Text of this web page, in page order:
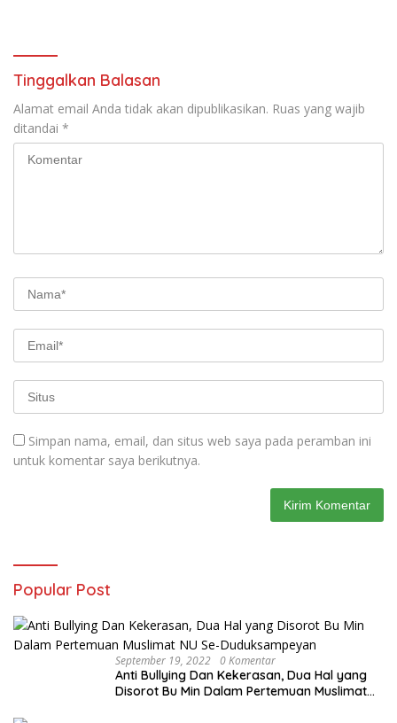
Tinggalkan Balasan
Alamat email Anda tidak akan dipublikasikan. Ruas yang wajib
ditandai *
Simpan nama, email, dan situs web saya pada peramban ini
untuk komentar saya berikutnya.
Popular Post
September 19, 2022 0 Komentar
Anti Bullying Dan Kekerasan, Dua Hal yang
Disorot Bu Min Dalam Pertemuan Muslimat